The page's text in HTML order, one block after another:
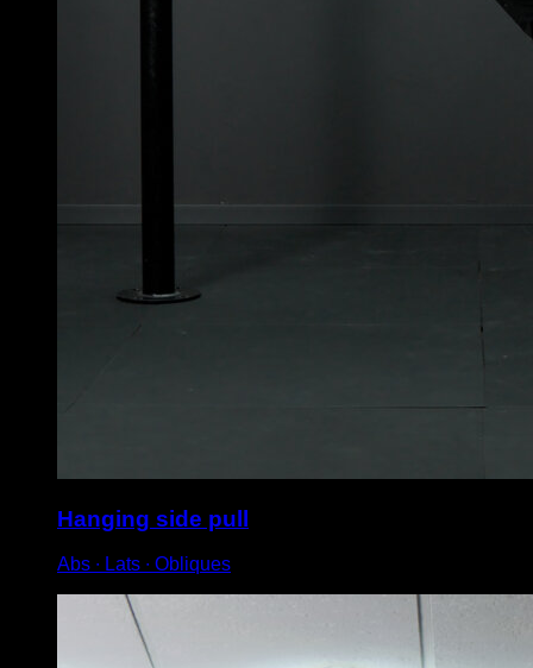
Hanging side pull
Abs ∙ Lats ∙ Obliques